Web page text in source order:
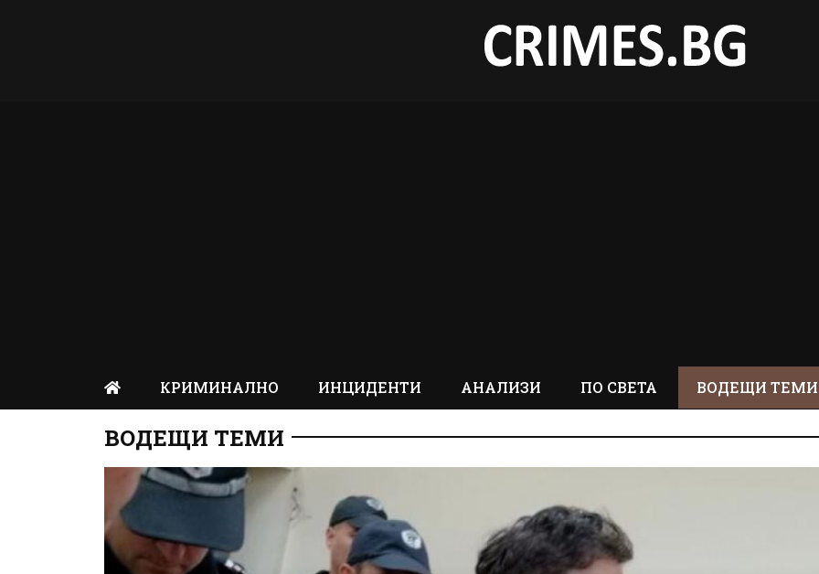
КРИМИНАЛНО ИНЦИДЕНТИ АНАЛИЗИ ПО СВЕТА ВОДЕЩИ ТЕМИ
ВОДЕЩИ ТЕМИ